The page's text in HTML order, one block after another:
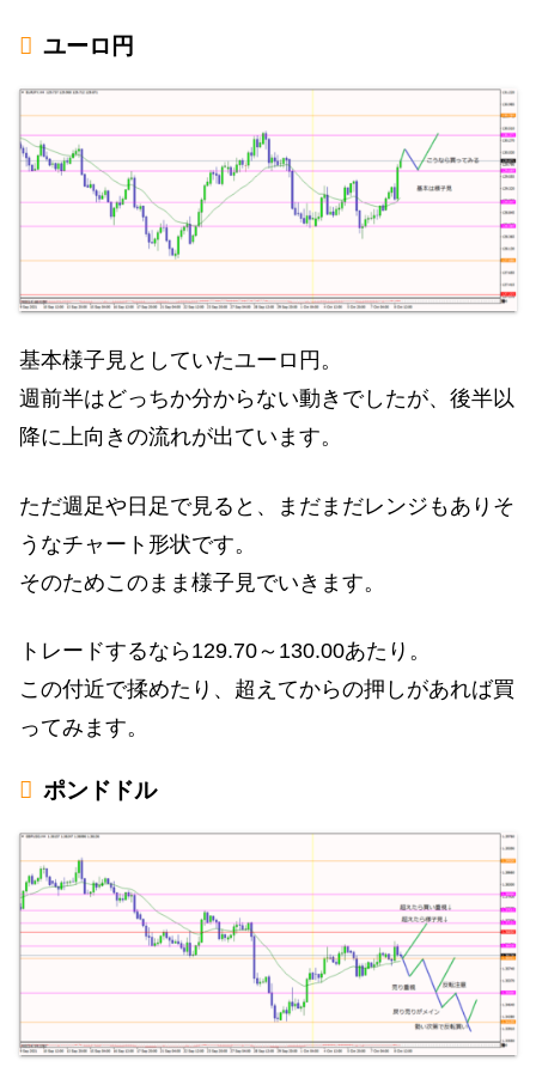
ユーロ円
基本様子見としていたユーロ円。
週前半はどっちか分からない動きでしたが、後半以
降に上向きの流れが出ています。
ただ週足や日足で見ると、まだまだレンジもありそ
うなチャート形状です。
そのためこのまま様子見でいきます。
トレードするなら129.70～130.00あたり。
この付近で揉めたり、超えてからの押しがあれば買
ってみます。
ポンドドル